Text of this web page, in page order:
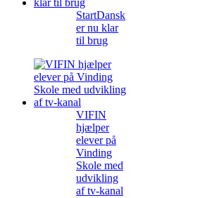
StartDansk
er nu klar
til brug
VIFIN
hjælper
elever på
Vinding
Skole med
udvikling
af tv-kanal